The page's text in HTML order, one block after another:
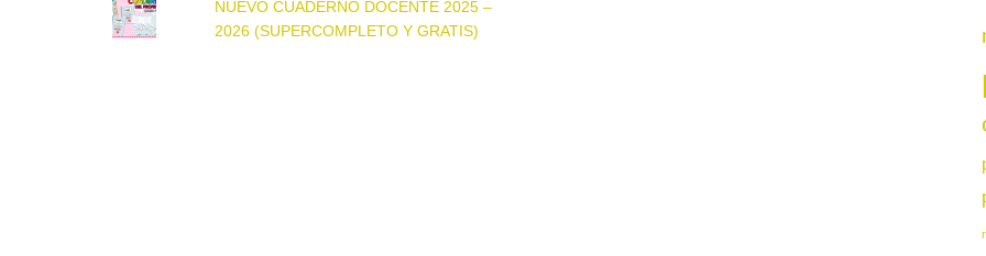
NUEVO CUADERNO DOCENTE 2025 –
2026 (SUPERCOMPLETO Y GRATIS)